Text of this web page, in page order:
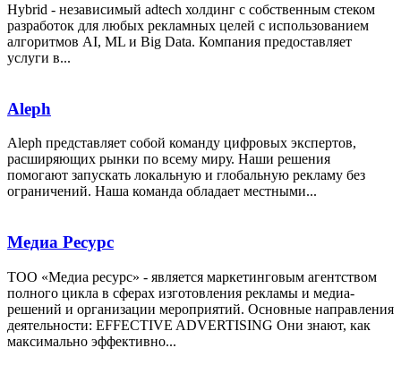
Hybrid - независимый adtech холдинг с собственным стеком
разработок для любых рекламных целей с использованием
алгоритмов AI, ML и Big Data. Компания предоставляет
услуги в...
Aleph
Aleph представляет собой команду цифровых экспертов,
расширяющих рынки по всему миру. Наши решения
помогают запускать локальную и глобальную рекламу без
ограничений. Наша команда обладает местными...
Медиа Ресурс
ТОО «Медиа ресурс» - является маркетинговым агентством
полного цикла в сферах изготовления рекламы и медиа-
решений и организации мероприятий. Основные направления
деятельности: EFFECTIVE ADVERTISING Они знают, как
максимально эффективно...